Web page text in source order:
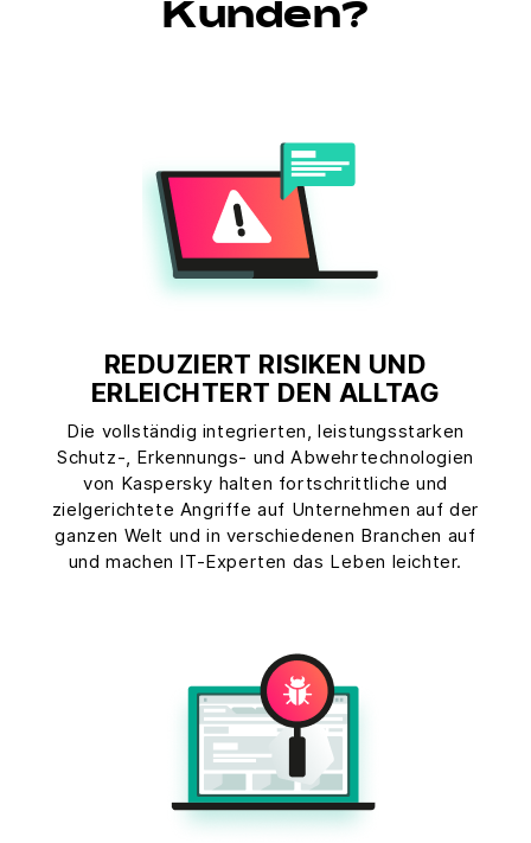
Kunden?
REDUZIERT RISIKEN UND
ERLEICHTERT DEN ALLTAG
Die vollständig integrierten, leistungsstarken
Schutz-, Erkennungs- und Abwehrtechnologien
von Kaspersky halten fortschrittliche und
zielgerichtete Angriffe auf Unternehmen auf der
ganzen Welt und in verschiedenen Branchen auf
und machen IT-Experten das Leben leichter.